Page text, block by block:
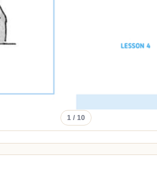
1 / 10